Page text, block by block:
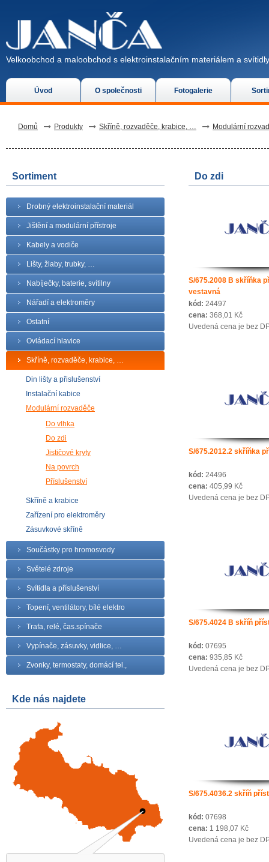
Úvod O společnosti Fotogalerie
Velkoobchod a maloobchod s elektroinstalačním materiálem a
Domů Produkty Skříně, rozvaděče, krabice, … Modulární
Sortiment
Drobný elektroinstalační materiál
Jištění a modulární přístroje
Kabely a vodiče
Lišty, žlaby, trubky, …
Nabíječky, baterie, svítilny
Nářadí a elektroměry
Ostatní
Ovládací hlavice
Skříně, rozvaděče, krabice, …
Din lišty a přislušenství
Instalační kabice
Modulární rozvaděče
Do vlhka
Do zdi
Jističové kryty
Na povrch
Příslušenství
Skříně a krabice
Zařízení pro elektroměry
Zásuvkové skříně
Součástky pro hromosvody
Světelé zdroje
Svítidla a příslušenství
Topení, ventilátory, bílé elektro
Trafa, relé, čas.spínače
Vypínače, zásuvky, vidlice, …
Zvonky, termostaty, domácí tel.,
Kde nás najdete
Do zdi
S/675.2008 B skříňka
vestavná
kód: 24497
cena: 368,01 Kč
Uvedená cena je bez
S/675.2012.2 skříňka
kód: 24496
cena: 405,99 Kč
Uvedená cena je bez
S/675.4024 B skříň
kód: 07695
cena: 935,85 Kč
Uvedená cena je bez
S/675.4036.2 skříň
kód: 07698
cena: 1 198,07 Kč
Uvedená cena je bez